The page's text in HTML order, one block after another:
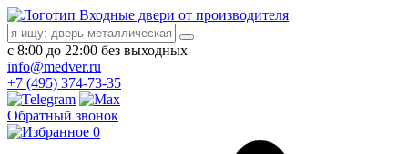
Входные двери от производителя
с 8:00 до 22:00 без выходных
info@medver.ru
+7 (495) 374-73-35
Обратный звонок
0